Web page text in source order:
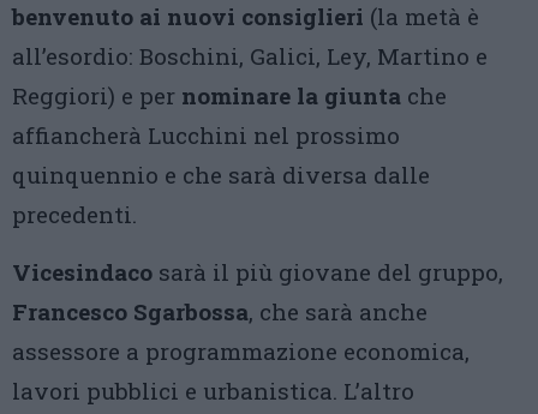
benvenuto ai nuovi consiglieri (la metà è
all’esordio: Boschini, Galici, Ley, Martino e
Reggiori) e per nominare la giunta che
affiancherà Lucchini nel prossimo
quinquennio e che sarà diversa dalle
precedenti.
Vicesindaco sarà il più giovane del gruppo,
Francesco Sgarbossa, che sarà anche
assessore a programmazione economica,
lavori pubblici e urbanistica. L’altro